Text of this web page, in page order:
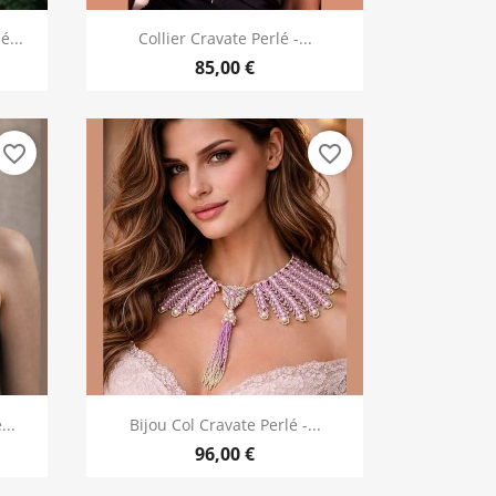
Aperçu rapide
Collier Cravate Perlé -...
85,00 €
favorite_border
Aperçu rapide
Bijou Col Cravate Perlé -...
96,00 €
favorite_border